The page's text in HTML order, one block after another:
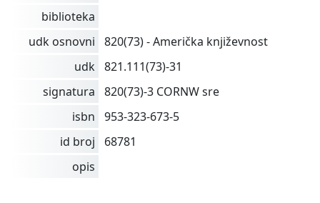
biblioteka
udk osnovni
820(73) - Američka književnost
udk 821.111(73)-31
signatura
820(73)-3 CORNW sre
isbn
953-323-673-5
id broj
68781
opis